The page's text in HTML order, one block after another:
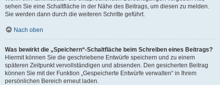
sehen Sie eine Schaltfläche in der Nähe des Beitrags, um diesen zu melden.
Sie werden dann durch die weiteren Schritte geführt.
Nach oben
Was bewirkt die „Speichern“-Schaltfläche beim Schreiben eines Beitrags?
Hiermit können Sie die geschriebene Entwürfe speichern und zu einem
späteren Zeitpunkt vervollständigen und absenden. Den gesicherten Beitrag
können Sie mit der Funktion „Gespeicherte Entwürfe verwalten“ in Ihrem
persönlichen Bereich erneut laden.